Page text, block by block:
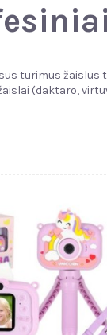
turimus žaislus
(daktaro,